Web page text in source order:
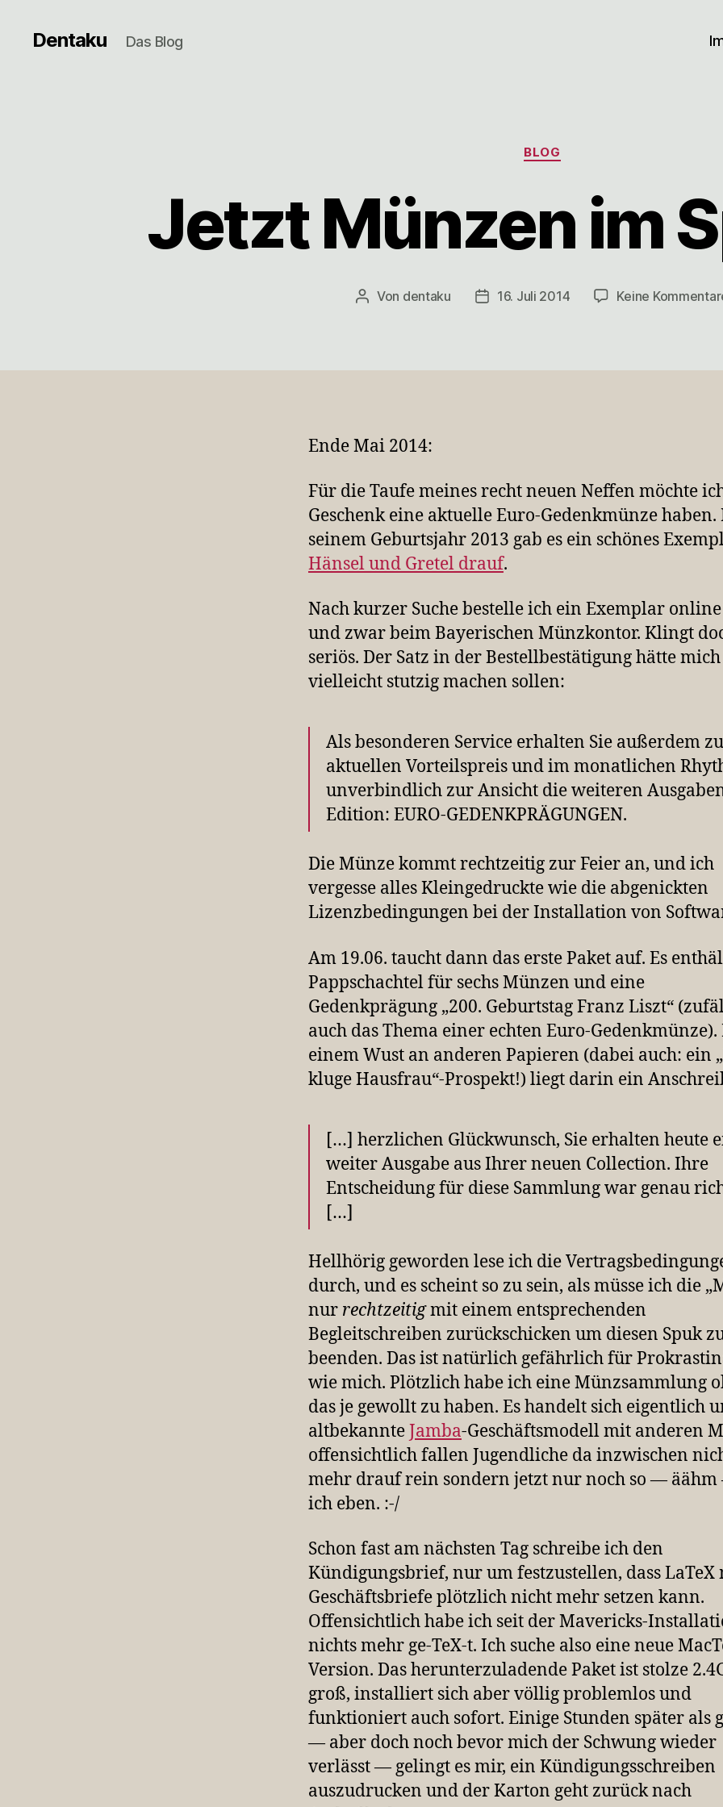
Dentaku Das Blog
Kategorien
BLOG
Jetzt Münzen im
Beitragsautor
Von dentaku Veröffentlichungsdatum
16. Juli 2014 Keine
Ende Mai 2014:
Für die Taufe meines recht neuen Neffen möchte
Geschenk eine aktuelle Euro-Gedenkmünze haben.
seinem Geburtsjahr 2013 gab es ein schönes
Hänsel und Gretel drauf.
Nach kurzer Suche bestelle ich ein Exemplar
und zwar beim Bayerischen Münzkontor. Klingt
seriös. Der Satz in der Bestellbestätigung hätte mich
vielleicht stutzig machen sollen:
Als besonderen Service erhalten Sie außerdem
aktuellen Vorteilspreis und im monatlichen
unverbindlich zur Ansicht die weiteren
Edition: EURO-GEDENKPRÄGUNGEN.
Die Münze kommt rechtzeitig zur Feier an, und ich
vergesse alles Kleingedruckte wie die abgenickten
Lizenzbedingungen bei der Installation von
Am 19.06. taucht dann das erste Paket auf. Es
Pappschachtel für sechs Münzen und eine
Gedenkprägung „200. Geburtstag Franz Liszt“
auch das Thema einer echten Euro-Gedenkmünze).
einem Wust an anderen Papieren (dabei auch: ein
kluge Hausfrau“-Prospekt!) liegt darin ein
[…] herzlichen Glückwunsch, Sie erhalten heute
weiter Ausgabe aus Ihrer neuen Collection. Ihre
Entscheidung für diese Sammlung war genau
[…]
Hellhörig geworden lese ich die
durch, und es scheint so zu sein, als müsse ich die
nur rechtzeitigmit einem entsprechenden
Begleitschreiben zurückschicken um diesen Spuk
beenden. Das ist natürlich gefährlich für
wie mich. Plötzlich habe ich eine Münzsammlung
das je gewollt zu haben. Es handelt sich eigentlich
altbekannteJamba-Geschäftsmodell mit anderen
offensichtlich fallen Jugendliche da inzwischen
mehr drauf rein sondern jetzt nur noch so —
ich eben. :-/
Schon fast am nächsten Tag schreibe ich den
Kündigungsbrief, nur um festzustellen, dass LaTeX
Geschäftsbriefe plötzlich nicht mehr setzen kann.
Offensichtlich habe ich seit der Mavericks-
nichts mehr ge-TeX-t. Ich suche also eine neue
Version. Das herunterzuladende Paket ist stolze
groß, installiert sich aber völlig problemlos und
funktioniert auch sofort. Einige Stunden später als
— aber doch noch bevor mich der Schwung wieder
verlässt — gelingt es mir, ein Kündigungsschreiben
auszudrucken und der Karton geht zurück nach